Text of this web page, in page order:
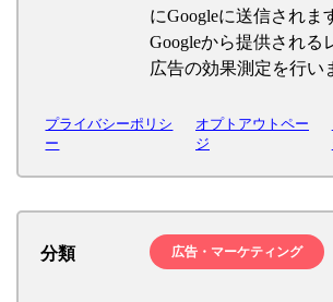
にGoogleに送信されま
Googleから提供される
広告の効果測定を行い
プライバシーポリシ
ー
オプトアウトペー
ジ
分類 広告・マーケティング